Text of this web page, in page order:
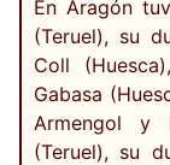
En Aragón
(Teruel), su
Coll
Gabasa
Armengol y
(Teruel), su